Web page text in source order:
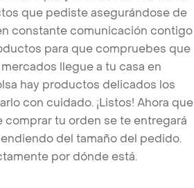
que pediste asegurándose de
constante comunicación contigo
para que compruebes que
llegue a tu casa en
hay productos delicados los
con cuidado. ¡Listos! Ahora que
tu orden se te entregará
del tamaño del pedido.
por dónde está.